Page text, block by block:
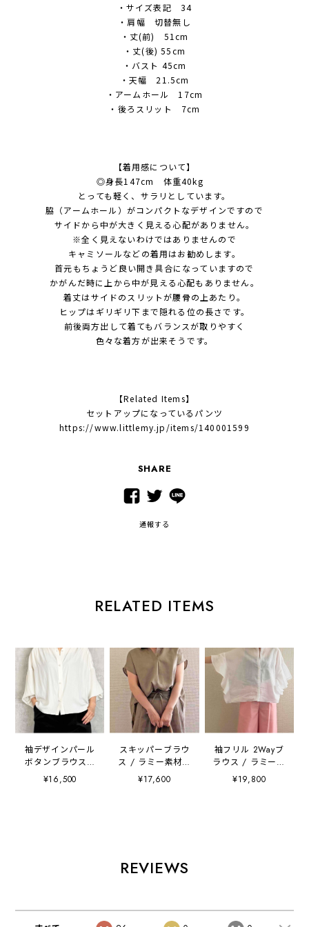
・サイズ表記 34
・肩幅 切替無し
・丈(前) 51cm
・丈(後) 55cm
・バスト 45cm
・天幅 21.5cm
・アームホール 17cm
・後ろスリット 7cm
【着用感について】
◎身長147cm 体重40kg
とっても軽く、サラリとしています。
脇（アームホール）がコンパクトなデザインですので
サイドから中が大きく見える心配がありません。
※全く見えないわけではありませんので
キャミソールなどの着用はお勧めします。
首元もちょうど良い開き具合になっていますので
かがんだ時に上から中が見える心配もありません。
着丈はサイドのスリットが腰骨の上あたり。
ヒップはギリギリ下まで隠れる位の長さです。
前後両方出して着てもバランスが取りやすく
色々な着方が出来そうです。
【Related Items】
セットアップになっているパンツ
https://www.littlemy.jp/items/140001599
SHARE
通報する
RELATED ITEMS
袖デザインパール
ボタンブラウス /
リブ袖 / 【日本製
¥16,500
スキッパーブラウ
ス / ラミー素材【
日本製 / 手洗い可
】
¥17,600
袖フリル 2Wayブ
ラウス / ラミー素
材【 日本製 / 手
¥19,800
REVIEWS